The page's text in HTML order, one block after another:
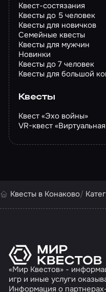
Квест-состязания
Квесты до 5 человек
Квесты для новичков
Семейные квесты
Квесты для мужчин
Новинки
Квесты до 7 человек
Квесты для большой
Квесты
Квест «Эхо войны»
VR-квест
Квесты в Конаково
«Мир Квестов» -
игр и иные услуги
Информация о